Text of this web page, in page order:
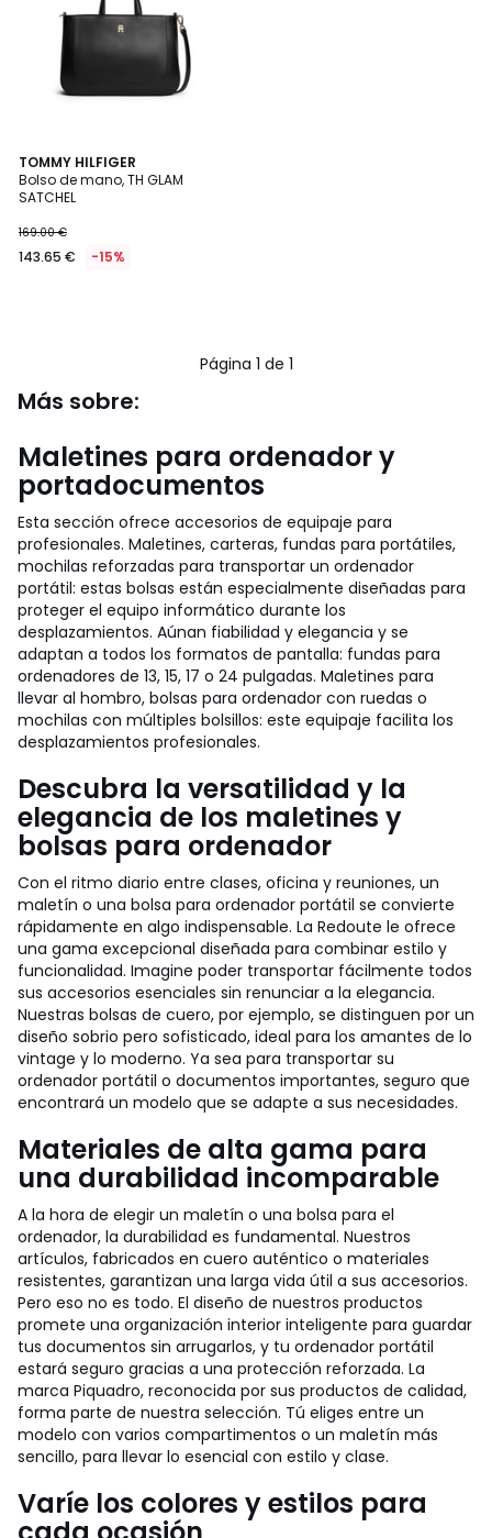
TOMMY HILFIGER
Bolso de mano, TH GLAM
SATCHEL
€
en
descuento
aplicado.
169.00 €
143.65 € -15%
Página 1 de 1
Más sobre:
Maletines para ordenador y
portadocumentos
Esta sección ofrece accesorios de equipaje para
profesionales. Maletines, carteras, fundas para portátiles,
mochilas reforzadas para transportar un ordenador
portátil: estas bolsas están especialmente diseñadas para
proteger el equipo informático durante los
desplazamientos. Aúnan fiabilidad y elegancia y se
adaptan a todos los formatos de pantalla: fundas para
ordenadores de 13, 15, 17 o 24 pulgadas. Maletines para
llevar al hombro, bolsas para ordenador con ruedas o
mochilas con múltiples bolsillos: este equipaje facilita los
desplazamientos profesionales.
Descubra la versatilidad y la
elegancia de los maletines y
bolsas para ordenador
Con el ritmo diario entre clases, oficina y reuniones, un
maletín o una bolsa para ordenador portátil se convierte
rápidamente en algo indispensable. La Redoute le ofrece
una gama excepcional diseñada para combinar estilo y
funcionalidad. Imagine poder transportar fácilmente todos
sus accesorios esenciales sin renunciar a la elegancia.
Nuestras bolsas de cuero, por ejemplo, se distinguen por un
diseño sobrio pero sofisticado, ideal para los amantes de lo
vintage y lo moderno. Ya sea para transportar su
ordenador portátil o documentos importantes, seguro que
encontrará un modelo que se adapte a sus necesidades.
Materiales de alta gama para
una durabilidad incomparable
A la hora de elegir un maletín o una bolsa para el
ordenador, la durabilidad es fundamental. Nuestros
artículos, fabricados en cuero auténtico o materiales
resistentes, garantizan una larga vida útil a sus accesorios.
Pero eso no es todo. El diseño de nuestros productos
promete una organización interior inteligente para guardar
tus documentos sin arrugarlos, y tu ordenador portátil
estará seguro gracias a una protección reforzada. La
marca Piquadro, reconocida por sus productos de calidad,
forma parte de nuestra selección. Tú eliges entre un
modelo con varios compartimentos o un maletín más
sencillo, para llevar lo esencial con estilo y clase.
Varíe los colores y estilos para